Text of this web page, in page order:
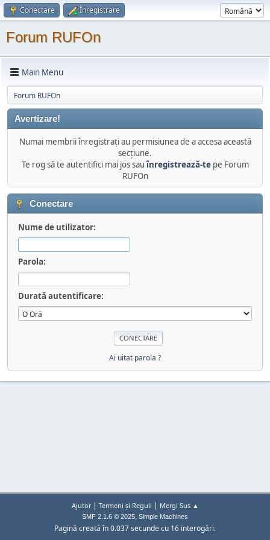
Conectare Înregistrare
Forum RUFOn
Main Menu
Forum RUFOn
Avertizare!
Numai membrii înregistraţi au permisiunea de a accesa această
secţiune.
Te rog să te autentifici mai jos sauînregistrează-tepe Forum
RUFOn
Conectare
Nume de utilizator:
Parola:
Durată autentificare:
Ai uitat parola ?
Ajutor| Termeni și Reguli | Mergi Sus ▲
SMF 2.1.6 © 2025, Simple Machines
Pagină creată în 0.037 secunde cu 16 interogări.